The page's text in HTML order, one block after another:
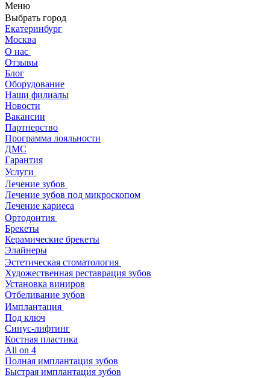
Меню
Выбрать город
Екатеринбург
Москва
О нас
Отзывы
Блог
Оборудование
Наши филиалы
Новости
Вакансии
Партнерство
Программа лояльности
ДМС
Гарантия
Услуги
Лечение зубов
Лечение зубов под микроскопом
Лечение кариеса
Ортодонтия
Брекеты
Керамические брекеты
Элайнеры
Эстетическая стоматология
Художественная реставрация зубов
Установка виниров
Отбеливание зубов
Имплантация
Под ключ
Синус-лифтинг
Костная пластика
All on 4
Полная имплантация зубов
Быстрая имплантация зубов